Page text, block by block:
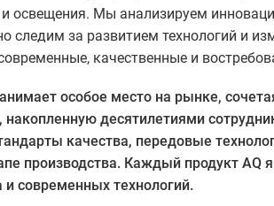
освещения. Мы анализируем
следим за развитием технологий и
качественные и
особое место на рынке,
накопленную десятилетиями
качества, передовые
производства. Каждый продукт AQ
и современных технологий.